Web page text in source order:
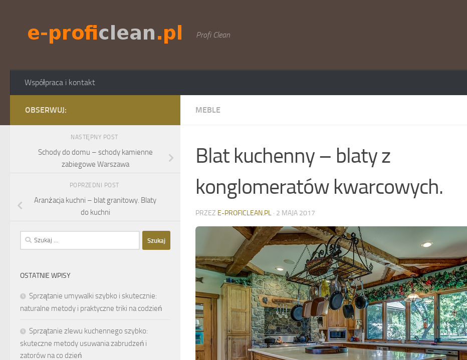
Profi Clean
Współpraca i kontakt
MEBLE
Blat kuchenny – blaty z
konglomeratów kwarcowych.
PRZEZ E-PROFICLEAN.PL · 2 MAJA 2017
OBSERWUJ:
NASTĘPNY POST
Schody do domu – schody kamienne
zabiegowe Warszawa
POPRZEDNI POST
Aranżacja kuchni – blat granitowy. Blaty
do kuchni
Szukaj:
OSTATNIE WPISY
Sprzątanie umywalki szybko i skutecznie:
naturalne metody i praktyczne triki na codzień
Sprzątanie zlewu kuchennego szybko:
skuteczne metody usuwania zabrudzeń i
zatorów na co dzień